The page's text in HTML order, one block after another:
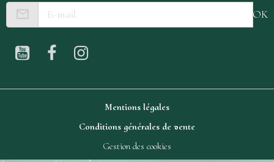
OK
Mentions légales
Conditions générales de vente
Gestion des cookies